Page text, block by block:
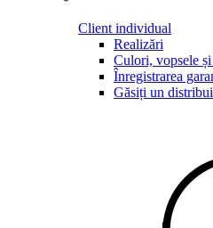
Client individual
Realizări
Culori, vopsele
Înregistrarea
Găsiți un